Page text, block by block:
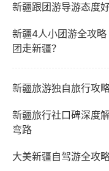
新疆跟团游导游态度
新疆4人小团游全攻
团走新疆？
新疆旅游独自旅行攻
新疆旅行社口碑深度
弯路
大美新疆自驾游全攻